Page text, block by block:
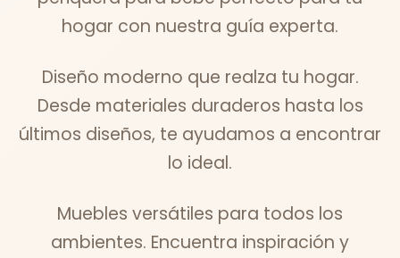
hogar con nuestra guía experta.
Diseño moderno que realza tu hogar.
Desde materiales duraderos hasta los
últimos diseños, te ayudamos a encontrar
lo ideal.
Muebles versátiles para todos los
ambientes. Encuentra inspiración y